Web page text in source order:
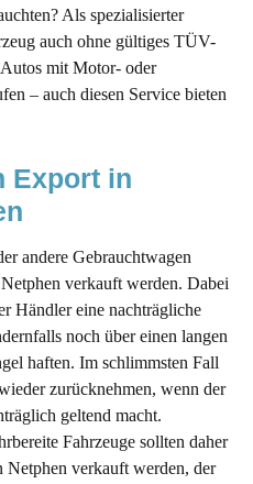
Als spezialisierter
auch ohne gültiges TÜV-
mit Motor- oder
– auch diesen Service bieten
Export in
andere Gebrauchtwagen
verkauft werden. Dabei
Händler eine nachträgliche
noch über einen langen
haften. Im schlimmsten Fall
zurücknehmen, wenn der
geltend macht.
Fahrzeuge sollten daher
verkauft werden, der